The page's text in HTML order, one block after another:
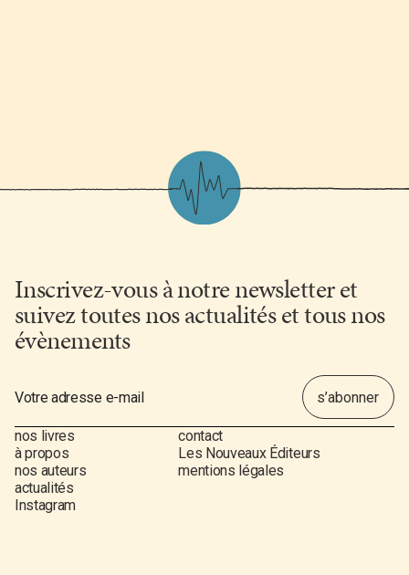
Inscrivez-vous à notre newsletter et
suivez toutes nos actualités et tous nos
évènements
nos livres
à propos
nos auteurs
actualités
Instagram
contact
Les Nouveaux Éditeurs
mentions légales